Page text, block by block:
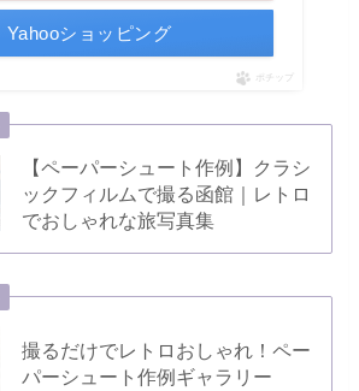
Yahooショッピング
ポチップ
【ペーパーシュート作例】クラシ
ックフィルムで撮る函館｜レトロ
でおしゃれな旅写真集
撮るだけでレトロおしゃれ！ペー
パーシュート作例ギャラリー